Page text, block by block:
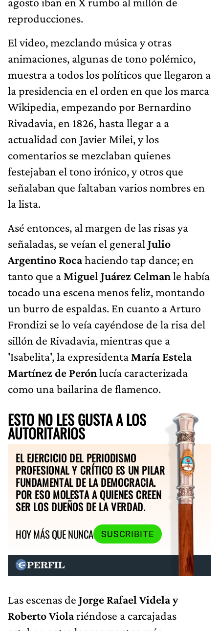
reproducciones.
El video, mezclando música y otras
animaciones, algunas de tono polémico,
muestra a todos los políticos que llegaron a
la presidencia en el orden en que los marca
Wikipedia, empezando por Bernardino
Rivadavia, en 1826, hasta llegar a a
actualidad con Javier Milei, y los
comentarios se mezclaban quienes
festejaban el tono irónico, y otros que
señalaban que faltaban varios nombres en
la lista.
Asé entonces, al margen de las risas ya
señaladas, se veían el general Julio
Argentino Rocahaciendo tap dance; en
tanto que a Miguel Juárez Celmanle había
tocado una escena menos feliz, montando
un burro de espaldas. En cuanto a Arturo
Frondizi se lo veía cayéndose de la risa del
sillón de Rivadavia, mientras que a
'Isabelita', la expresidenta María Estela
Martínez de Perónlucía caracterizada
como una bailarina de flamenco.
ESTO NO LES GUSTA A LOS
AUTORITARIOS
EL EJERCICIO DEL PERIODISMO
PROFESIONAL Y CRÍTICO ES UN PILAR
FUNDAMENTAL DE LA DEMOCRACIA.
POR ESO MOLESTA A QUIENES CREEN
SER LOS DUEÑOS DE LA VERDAD.
HOY MÁS QUE NUNCA
SUSCRIBITE
Las escenas de Jorge Rafael Videla y
Roberto Violariéndose a carcajadas